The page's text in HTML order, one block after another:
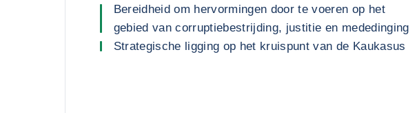
Bereidheid om hervormingen door te voeren op het
gebied van corruptiebestrijding, justitie en mededinging
Strategische ligging op het kruispunt van de Kaukasus